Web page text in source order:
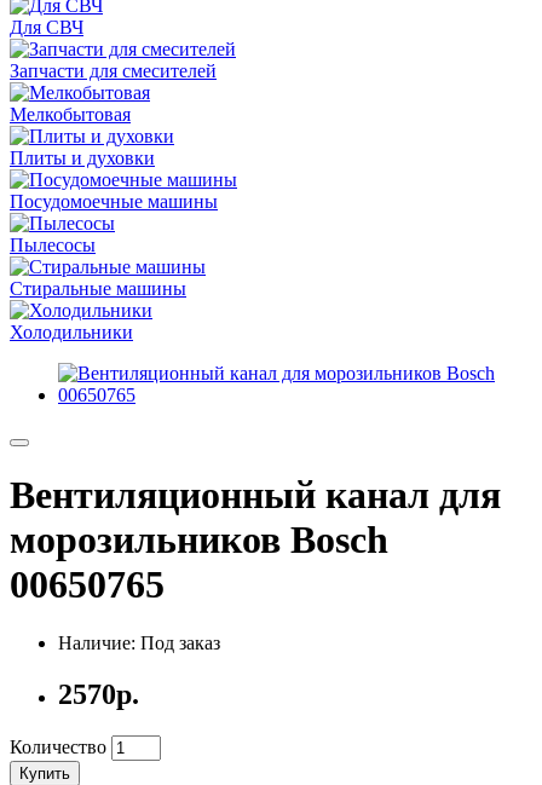
Для СВЧ
Запчасти для смесителей
Мелкобытовая
Плиты и духовки
Посудомоечные машины
Пылесосы
Стиральные машины
Холодильники
Вентиляционный канал для
морозильников Bosch
00650765
Наличие: Под заказ
2570р.
Количество
Купить